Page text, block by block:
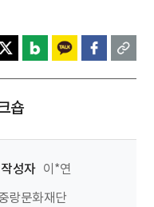
숍
작성자 이*연
랑문화재단